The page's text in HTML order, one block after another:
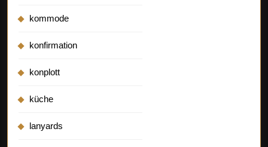
kommode
konfirmation
konplott
küche
lanyards